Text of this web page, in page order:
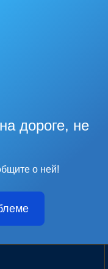
дороге, не
о ней!